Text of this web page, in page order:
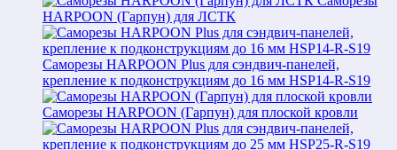
HARPOON (Гарпун) для ЛСТК
Саморезы HARPOON Plus для сэндвич-панелей,
крепление к подконструкциям до 16 мм HSP14-R-S19
Саморезы HARPOON (Гарпун) для плоской кровли